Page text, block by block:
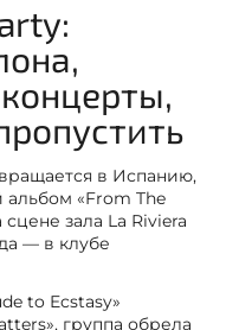
в Испанию,
альбом «From The
зала La Riviera
— в клубе
to Ecstasy»
группа обрела